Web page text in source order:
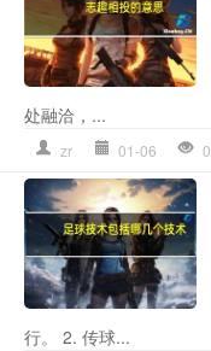
处融洽，...
zr 01-06 0
行。 2. 传球...